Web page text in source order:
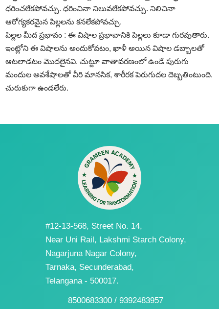
ధరించలేకపోవచ్చు. ధరించినా నిలువలేకపోవచ్చు. నిలిచినా
ఆరోగ్యకరమైన పిల్లలను కనలేకపోవచ్చు.
పిల్లల మీద ప్రభావం : ఈ విషాల ప్రభావానికి పిల్లలు కూడా గురవుతారు.
ఇంట్లోని ఈ విషాలను అందుకోవటం, ఖాళీ అయిన విషాల డబ్బాలతో
ఆటలాడటం మొదలైనవి. చుట్టూ వాతావరణంలో ఉండే పురుగు
మందుల అవశేషాలతో వీరి మానసిక, శారీరక పెరుగుదల దెబ్బతింటుంది.
చురుకుగా ఉండలేరు.
#12-13-568, Street No. 14,
Near Uni Rail, Lakshmi Starch Colony,
Nagarjuna Nagar Colony,
Tarnaka, Secunderabad,
Telangana - 500017.
8500683300 / 9392483957